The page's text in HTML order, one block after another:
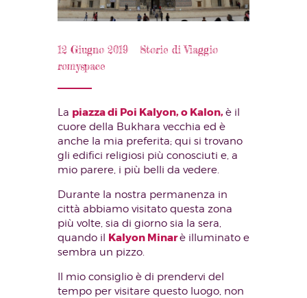
12 Giugno 2019
Storie di Viaggio
romyspace
La piazza di Poi Kalyon, o Kalon, è il
cuore della Bukhara vecchia ed è
anche la mia preferita; qui si trovano
gli edifici religiosi più conosciuti e, a
mio parere, i più belli da vedere.
Durante la nostra permanenza in
città abbiamo visitato questa zona
più volte, sia di giorno sia la sera,
quando il Kalyon Minarè illuminato e
sembra un pizzo.
Il mio consiglio è di prendervi del
tempo per visitare questo luogo, non